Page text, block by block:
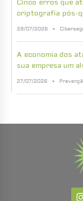
Cinco erros que
criptografia pós-
29/07/2026
A economia dos
sua empresa um
27/07/2026